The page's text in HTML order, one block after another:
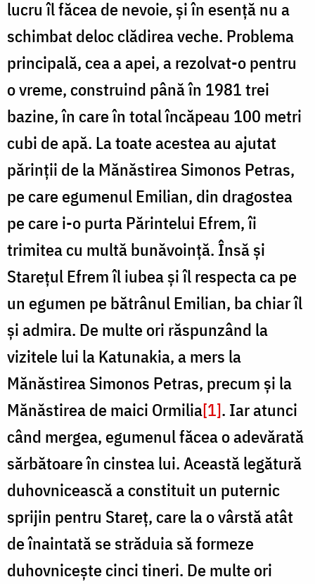
lucru îl făcea de nevoie, şi în esenţă nu a
schimbat deloc clădirea veche. Problema
principală, cea a apei, a rezolvat-o pentru
o vreme, construind până în 1981 trei
bazine, în care în total încăpeau 100 metri
cubi de apă. La toate acestea au ajutat
părinţii de la Mănăstirea Simonos Petras,
pe care egumenul Emilian, din dragostea
pe care i-o purta Părintelui Efrem, îi
trimitea cu multă bunăvoinţă. Însă şi
Stareţul Efrem îl iubea şi îl respecta ca pe
un egumen pe bătrânul Emilian, ba chiar îl
şi admira. De multe ori răspunzând la
vizitele lui la Katunakia, a mers la
Mănăstirea Simonos Petras, precum şi la
Mănăstirea de maici Ormilia[1]. Iar atunci
când mergea, egumenul făcea o adevărată
sărbătoare în cinstea lui. Această legătură
duhovnicească a constituit un puternic
sprijin pentru Stareţ, care la o vârstă atât
de înaintată se străduia să formeze
duhovniceşte cinci tineri. De multe ori